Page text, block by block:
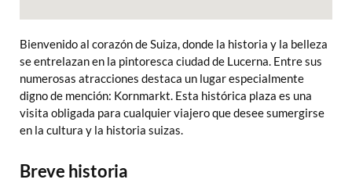
Bienvenido al corazón de Suiza, donde la historia y la belleza
se entrelazan en la pintoresca ciudad de Lucerna. Entre sus
numerosas atracciones destaca un lugar especialmente
digno de mención: Kornmarkt. Esta histórica plaza es una
visita obligada para cualquier viajero que desee sumergirse
en la cultura y la historia suizas.
Breve historia